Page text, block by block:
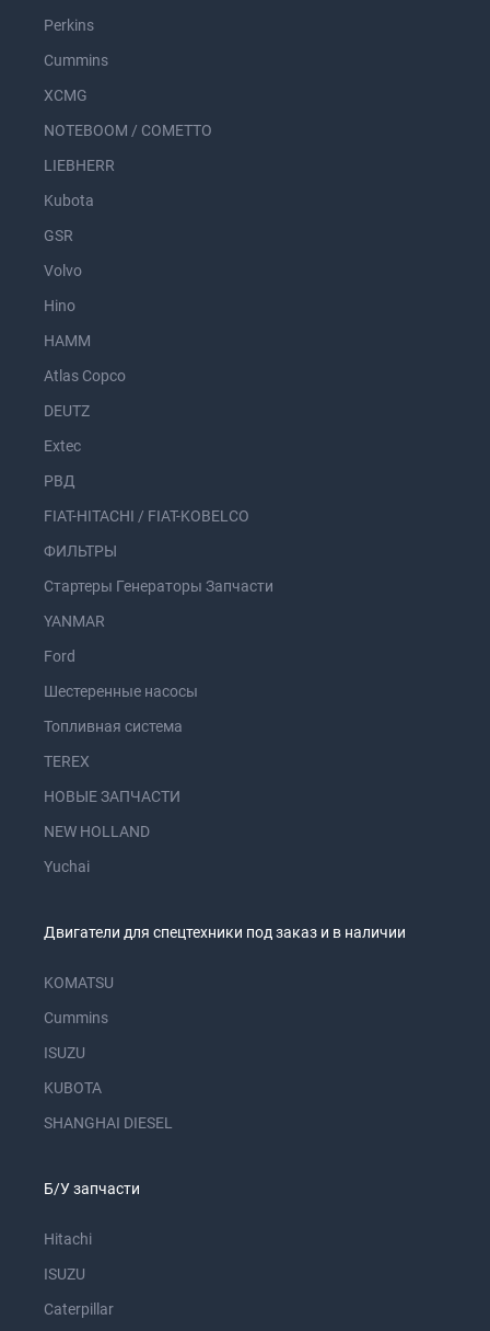
Perkins
Cummins
XCMG
NOTEBOOM / COMETTO
LIEBHERR
Kubota
GSR
Volvo
Hino
HAMM
Atlas Copco
DEUTZ
Extec
РВД
FIAT-HITACHI / FIAT-KOBELCO
ФИЛЬТРЫ
Стартеры Генераторы Запчасти
YANMAR
Ford
Шестеренные насосы
Топливная система
TEREX
НОВЫЕ ЗАПЧАСТИ
NEW HOLLAND
Yuchai
Двигатели для спецтехники под заказ и в наличии
KOMATSU
Cummins
ISUZU
KUBOTA
SHANGHAI DIESEL
Б/У запчасти
Hitachi
ISUZU
Caterpillar